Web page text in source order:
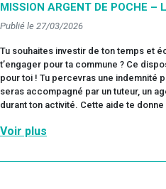
MISSION ARGENT DE POCHE –
Publié le 27/03/2026
Tu souhaites investir de ton temps et
t’engager pour ta commune ? Ce
pour toi ! Tu percevras une indemnité
seras accompagné par un tuteur, un
durant ton activité. Cette aide te donne
Voir plus